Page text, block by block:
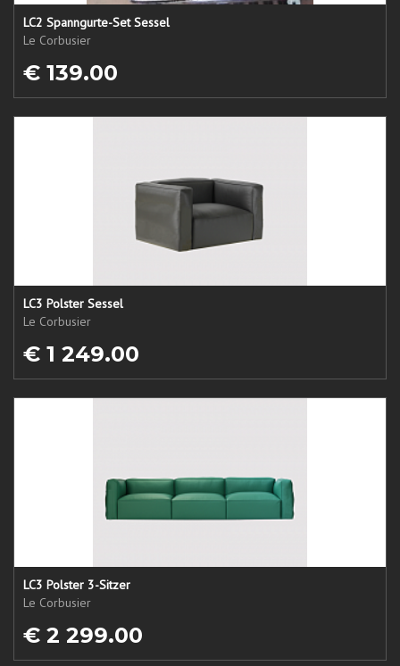
LC2 Spanngurte-Set Sessel
Le Corbusier
€ 139.00
LC3 Polster Sessel
Le Corbusier
€ 1 249.00
LC3 Polster 3-Sitzer
Le Corbusier
€ 2 299.00